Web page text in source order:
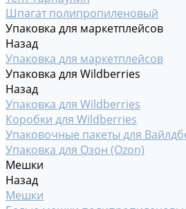
Шпагат полипропиленовый
Упаковка для маркетплейсов
Назад
Упаковка для маркетплейсов
Упаковка для Wildberries
Назад
Упаковка для Wildberries
Коробки для Wildberries
Упаковочные пакеты для
Упаковка для Озон (Ozon)
Мешки
Назад
Мешки